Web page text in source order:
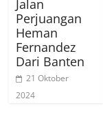
Jalan
Perjuangan
Heman
Fernandez
Dari Banten
21 Oktober
2024